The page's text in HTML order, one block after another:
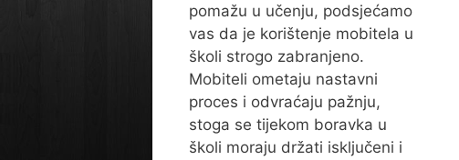
pomažu u učenju, podsjećamo
vas da je korištenje mobitela u
školi strogo zabranjeno.
Mobiteli ometaju nastavni
proces i odvraćaju pažnju,
stoga se tijekom boravka u
školi moraju držati isključeni i